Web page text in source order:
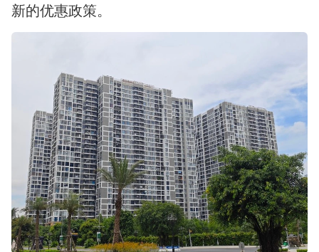
新的优惠政策。